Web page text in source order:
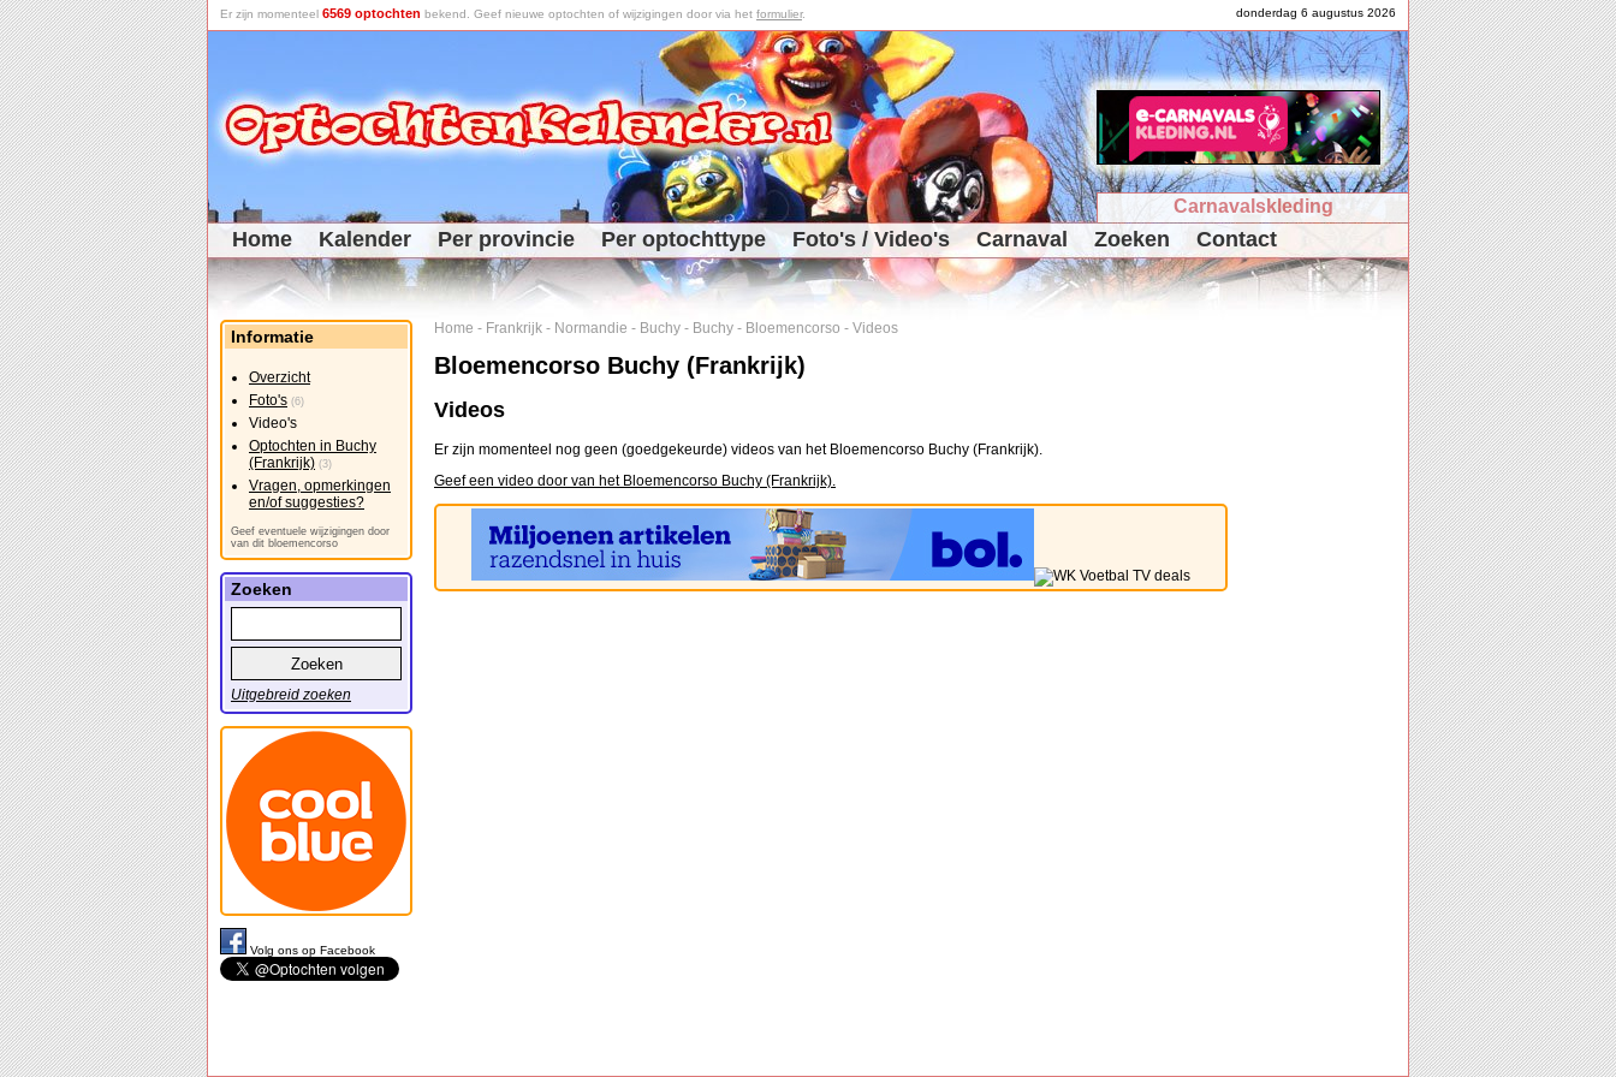
donderdag 6 augustus 2026
Er zijn momenteel 6569 optochten bekend. Geef nieuwe optochten of wijzigingen door via het formulier.
Carnavalskleding
Home Kalender Per provincie Per optochttype Foto's / Video's Carnaval Zoeken Contact
Home - Frankrijk - Normandie - Buchy - Buchy - Bloemencorso - Videos
Bloemencorso Buchy (Frankrijk)
Videos
Er zijn momenteel nog geen (goedgekeurde) videos van het Bloemencorso Buchy (Frankrijk).
Geef een video door van het Bloemencorso Buchy (Frankrijk).
Informatie
Overzicht
Foto's (6)
Video's
Optochten in Buchy
(Frankrijk) (3)
Vragen, opmerkingen
en/of suggesties?
Geef eventuele wijzigingen door
van dit bloemencorso
Zoeken
Uitgebreid zoeken
Volg ons op Facebook